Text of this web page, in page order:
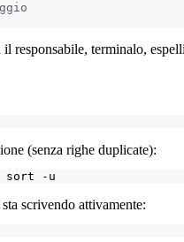
responsabile, terminalo,
(senza righe duplicate):
scrivendo attivamente: